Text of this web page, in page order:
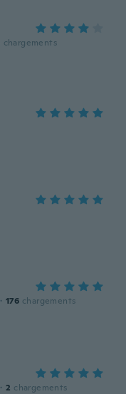
chargements
· 176 chargements
· 2 chargements